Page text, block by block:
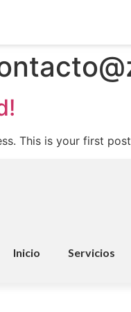
This is your first
Inicio Servicios